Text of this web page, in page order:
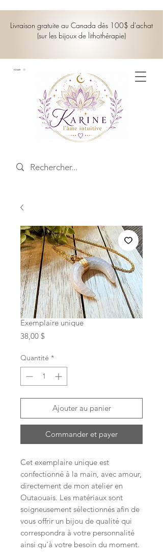
PANIER
Livraison gratuite au Canada dès 100$ d'achat
(sur les bijoux de lithothérapie)
Exemplaire unique
38,00 $
Quantité *
Ajouter au panier
Commander et payer
Cet exemplaire unique est
confectionné à la main, avec amour,
directement de mon atelier en
Outaouais. Les matériaux sont
soigneusement sélectionnés afin de
vous offrir un bijou de qualité qui
correspondra à votre personnalité
ainsi qu'à votre besoin du moment.